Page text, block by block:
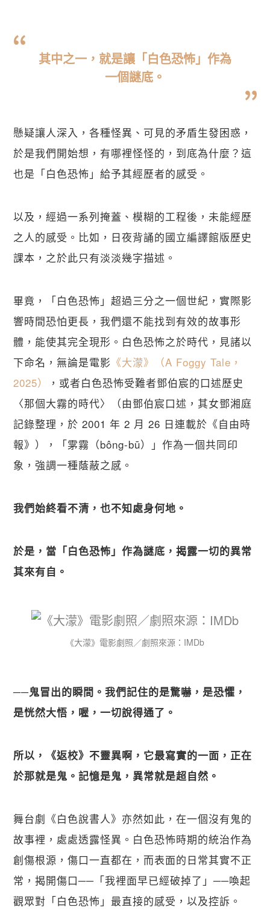
其中之一，就是讓「白色恐怖」作為
一個謎底。
懸疑讓人深入，各種怪異、可見的矛盾生發困惑，
於是我們開始想，有哪裡怪怪的，到底為什麼？這
也是「白色恐怖」給予其經歷者的感受。
以及，經過一系列掩蓋、模糊的工程後，未能經歷
之人的感受。比如，日夜背誦的國立編譯館版歷史
課本，之於此只有淡淡幾字描述。
畢竟，「白色恐怖」超過三分之一個世紀，實際影
響時間恐怕更長，我們還不能找到有效的故事形
體，能使其完全現形。白色恐怖之於時代，見諸以
下命名，無論是電影 《大濛》（A Foggy Tale，
2025）
，或者白色恐怖受難者鄧伯宸的口述歷史
〈那個大霧的時代〉（由鄧伯宸口述，其女鄧湘庭
記錄整理，於 2001 年 2 月 26 日連載於《自由時
報》），「雺霧（bông-bū）」作為一個共同印
象，強調一種蔭蔽之感。
我們始終看不清，也不知處身何地。
於是，當「白色恐怖」作為謎底，揭露一切的異常
其來有自。
《大濛》電影劇照／劇照來源：IMDb
──鬼冒出的瞬間。我們記住的是驚嚇，是恐懼，
是恍然大悟，喔，一切說得通了。
所以，《返校》不靈異啊，它最寫實的一面，正在
於那就是鬼。記憶是鬼，異常就是超自然。
舞台劇《白色說書人》亦然如此，在一個沒有鬼的
故事裡，處處透露怪異。白色恐怖時期的統治作為
創傷根源，傷口一直都在，而表面的日常其實不正
常，揭開傷口──「我裡面早已經破掉了」──喚起
觀眾對「白色恐怖」最直接的感受，以及控訴。